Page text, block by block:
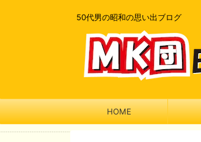
50代男の昭和の思い出ブログ
HOME